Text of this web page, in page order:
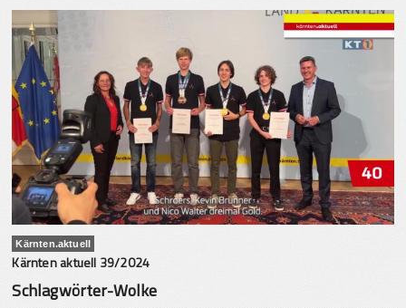
Kärnten.aktuell
Kärnten aktuell 39/2024
Schlagwörter-Wolke